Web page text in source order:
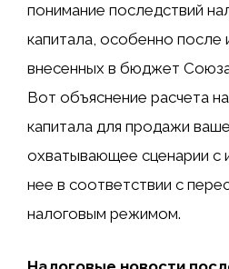
понимание последствий
капитала, особенно после
внесенных в бюджет
Вот объяснение расчета
капитала для продажи
охватывающее сценарии с
нее в соответствии с
налоговым режимом.